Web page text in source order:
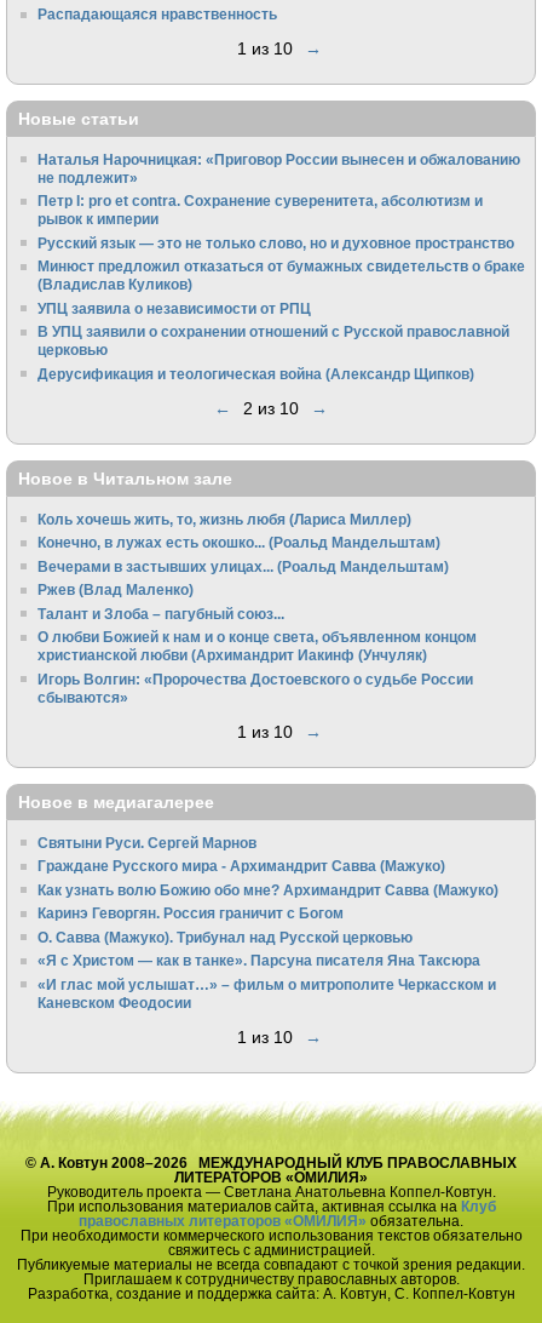
Распадающаяся нравственность
1 из 10 →
Новые статьи
Наталья Нарочницкая: «Приговор России вынесен и обжалованию
не подлежит»
Петр I: pro et contra. Сохранение суверенитета, абсолютизм и
рывок к империи
Русский язык — это не только слово, но и духовное пространство
Минюст предложил отказаться от бумажных свидетельств о браке
(Владислав Куликов)
УПЦ заявила о независимости от РПЦ
В УПЦ заявили о сохранении отношений с Русской православной
церковью
Дерусификация и теологическая война (Александр Щипков)
← 2 из 10 →
Новое в Читальном зале
Коль хочешь жить, то, жизнь любя (Лариса Миллер)
Конечно, в лужах есть окошко... (Роальд Мандельштам)
Вечерами в застывших улицах... (Роальд Мандельштам)
Ржев (Влад Маленко)
Талант и Злоба – пагубный союз...
О любви Божией к нам и о конце света, объявленном концом
христианской любви (Архимандрит Иакинф (Унчуляк)
Игорь Волгин: «Пророчества Достоевского о судьбе России
сбываются»
1 из 10 →
Новое в медиагалерее
Святыни Руси. Сергей Марнов
Граждане Русского мира - Архимандрит Савва (Мажуко)
Как узнать волю Божию обо мне? Архимандрит Савва (Мажуко)
Каринэ Геворгян. Россия граничит с Богом
О. Савва (Мажуко). Трибунал над Русской церковью
«Я с Христом — как в танке». Парсуна писателя Яна Таксюра
«И глас мой услышат…» – фильм о митрополите Черкасском и
Каневском Феодосии
1 из 10 →
© А. Ковтун 2008–2026 МЕЖДУНАРОДНЫЙ КЛУБ ПРАВОСЛАВНЫХ
ЛИТЕРАТОРОВ «ОМИЛИЯ»
Руководитель проекта — Светлана Анатольевна Коппел-Ковтун.
При использования материалов сайта, активная ссылка на Клуб
православных литераторов «ОМИЛИЯ» обязательна.
При необходимости коммерческого использования текстов обязательно
свяжитесь с администрацией.
Публикуемые материалы не всегда совпадают с точкой зрения редакции.
Приглашаем к сотрудничеству православных авторов.
Разработка, создание и поддержка сайта: А. Ковтун, С. Коппел-Ковтун